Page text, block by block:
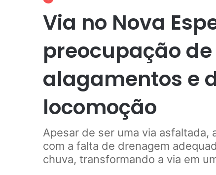
Via no Nova
preocupação
alagamentos e
locomoção
Apesar de ser uma via asfaltada,
com a falta de drenagem
chuva, transformando a via em